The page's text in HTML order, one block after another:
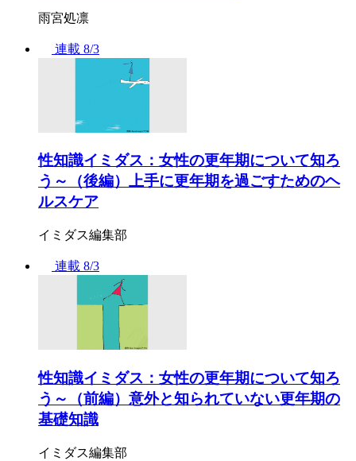
雨宮処凛
連載 8/3
性知識イミダス：女性の更年期について知ろ
う～（後編）上手に更年期を過ごすためのヘ
ルスケア
イミダス編集部
連載 8/3
性知識イミダス：女性の更年期について知ろ
う～（前編）意外と知られていない更年期の
基礎知識
イミダス編集部